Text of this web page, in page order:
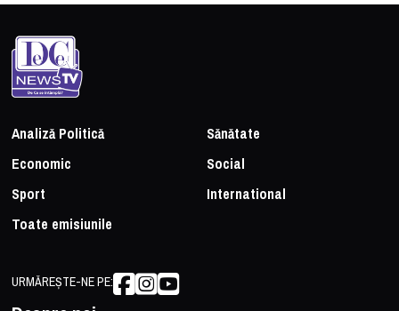
Analiză Politică
Sănătate
Economic
Social
Sport
International
Toate emisiunile
URMĂREȘTE-NE PE: